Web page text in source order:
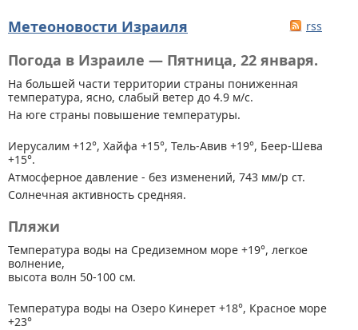
Метеоновости Израиля rss
Погода в Израиле — Пятница, 22 января.
На большей части территории страны пониженная
температура, ясно, слабый ветер до 4.9 м/с.
На юге страны повышение температуры.
Иерусалим +12°, Хайфа +15°, Тель-Авив +19°, Беер-Шева
+15°.
Атмосферное давление - без изменений, 743 мм/р ст.
Солнечная активность средняя.
Пляжи
Температура воды на Средиземном море +19°, легкое
волнение,
высота волн 50-100 см.
Температура воды на Озеро Кинерет +18°, Красное море
+23°